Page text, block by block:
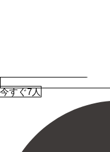
今すぐ7人